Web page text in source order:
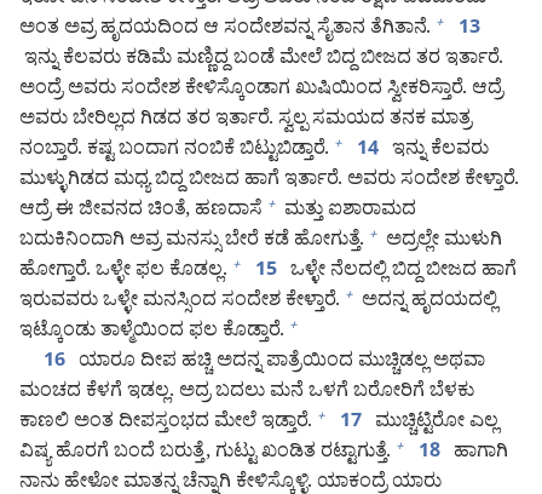
ಅಂತ ಅವ್ರ ಹೃದಯದಿಂದ ಆ ಸಂದೇಶವನ್ನ ಸೈತಾನ ತೆಗಿತಾನೆ. + 13
ಇನ್ನು ಕೆಲವರು ಕಡಿಮೆ ಮಣ್ಣಿದ್ದ ಬಂಡೆ ಮೇಲೆ ಬಿದ್ದ ಬೀಜದ ತರ ಇರ್ತಾರೆ.
ಅಂದ್ರೆ ಅವರು ಸಂದೇಶ ಕೇಳಿಸ್ಕೊಂಡಾಗ ಖುಷಿಯಿಂದ ಸ್ವೀಕರಿಸ್ತಾರೆ. ಆದ್ರೆ
ಅವರು ಬೇರಿಲ್ಲದ ಗಿಡದ ತರ ಇರ್ತಾರೆ. ಸ್ವಲ್ಪ ಸಮಯದ ತನಕ ಮಾತ್ರ
ನಂಬ್ತಾರೆ. ಕಷ್ಟ ಬಂದಾಗ ನಂಬಿಕೆ ಬಿಟ್ಟುಬಿಡ್ತಾರೆ. + 14 ಇನ್ನು ಕೆಲವರು
ಮುಳ್ಳುಗಿಡದ ಮಧ್ಯ ಬಿದ್ದ ಬೀಜದ ಹಾಗೆ ಇರ್ತಾರೆ. ಅವರು ಸಂದೇಶ ಕೇಳ್ತಾರೆ.
ಆದ್ರೆ ಈ ಜೀವನದ ಚಿಂತೆ, ಹಣದಾಸೆ + ಮತ್ತು ಐಶಾರಾಮದ
ಬದುಕಿನಿಂದಾಗಿ ಅವ್ರ ಮನಸ್ಸು ಬೇರೆ ಕಡೆ ಹೋಗುತ್ತೆ. + ಅದ್ರಲ್ಲೇ ಮುಳುಗಿ
ಹೋಗ್ತಾರೆ. ಒಳ್ಳೇ ಫಲ ಕೊಡಲ್ಲ. + 15 ಒಳ್ಳೇ ನೆಲದಲ್ಲಿ ಬಿದ್ದ ಬೀಜದ ಹಾಗೆ
ಇರುವವರು ಒಳ್ಳೇ ಮನಸ್ಸಿಂದ ಸಂದೇಶ ಕೇಳ್ತಾರೆ. + ಅದನ್ನ ಹೃದಯದಲ್ಲಿ
ಇಟ್ಕೊಂಡು ತಾಳ್ಮೆಯಿಂದ ಫಲ ಕೊಡ್ತಾರೆ. +
16 ಯಾರೂ ದೀಪ ಹಚ್ಚಿ ಅದನ್ನ ಪಾತ್ರೆಯಿಂದ ಮುಚ್ಚಿಡಲ್ಲ ಅಥವಾ
ಮಂಚದ ಕೆಳಗೆ ಇಡಲ್ಲ. ಅದ್ರ ಬದಲು ಮನೆ ಒಳಗೆ ಬರೋರಿಗೆ ಬೆಳಕು
ಕಾಣಲಿ ಅಂತ ದೀಪಸ್ತಂಭದ ಮೇಲೆ ಇಡ್ತಾರೆ. + 17 ಮುಚ್ಚಿಟ್ಟಿರೋ ಎಲ್ಲ
ವಿಷ್ಯ ಹೊರಗೆ ಬಂದೆ ಬರುತ್ತೆ, ಗುಟ್ಟು ಖಂಡಿತ ರಟ್ಟಾಗುತ್ತೆ. + 18 ಹಾಗಾಗಿ
ನಾನು ಹೇಳೋ ಮಾತನ್ನ ಚೆನ್ನಾಗಿ ಕೇಳಿಸ್ಕೊಳ್ಳಿ. ಯಾಕಂದ್ರೆ ಯಾರು